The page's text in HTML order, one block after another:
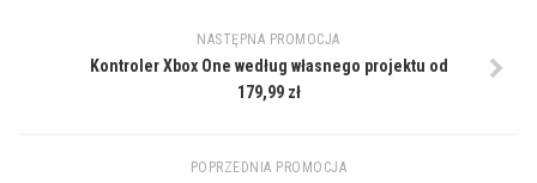
NASTĘPNA PROMOCJA
Kontroler Xbox One według własnego projektu od
179,99 zł
POPRZEDNIA PROMOCJA